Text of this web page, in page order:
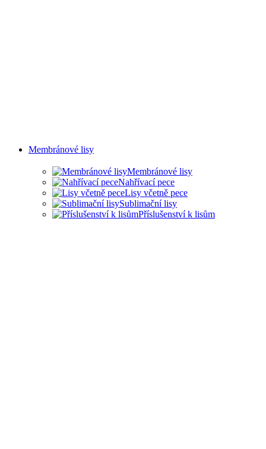
Membránové lisy
Membránové lisy
Nahřívací pece
Lisy včetně pece
Sublimační lisy
Příslušenství k lisům